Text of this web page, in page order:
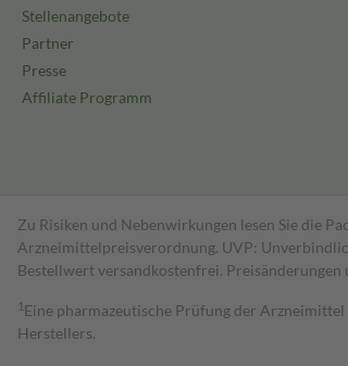
Stellenangebote
Partner
Presse
Affiliate Programm
Zu Risiken und Nebenwirkungen lesen Sie die
Arzneimittelpreisverordnung. UVP:
Bestell­wert versand­kosten­frei.
1 Eine pharmazeutische Prüfung der
Herstellers.